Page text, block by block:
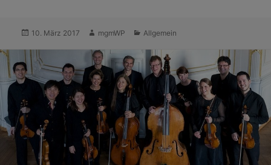
Veröffentlicht
10. März 2017 Autor
mgmWP Kategorien
Allgemein